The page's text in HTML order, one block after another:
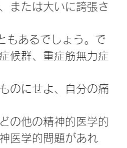
または大いに誇張さ
候群、重症筋無力症
のにせよ、自分の痛
の他の精神的医学的
医学的問題があれ